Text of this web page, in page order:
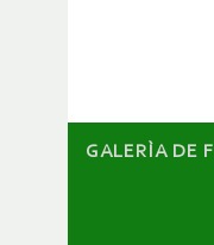
GALERÌA DE